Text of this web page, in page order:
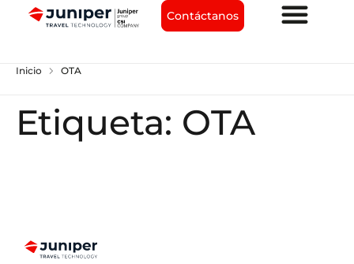
Contáctanos
Inicio chevron_right OTA
Etiqueta: OTA